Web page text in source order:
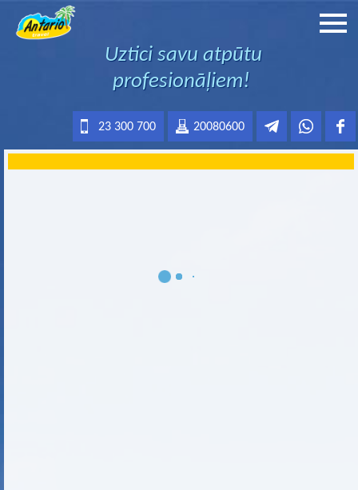
Uztici savu atpūtu
profesionāļiem!
20080600
23 300 700